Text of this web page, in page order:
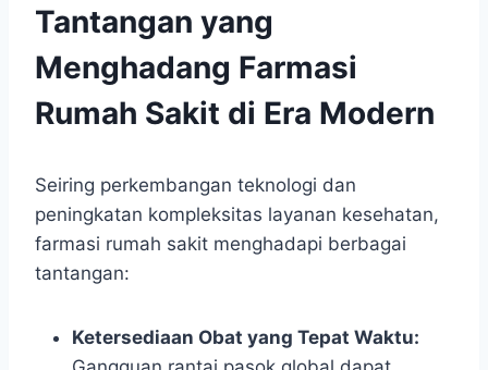
Tantangan yang
Menghadang Farmasi
Rumah Sakit di Era Modern
Seiring perkembangan teknologi dan
peningkatan kompleksitas layanan kesehatan,
farmasi rumah sakit menghadapi berbagai
tantangan:
Ketersediaan Obat yang Tepat Waktu: